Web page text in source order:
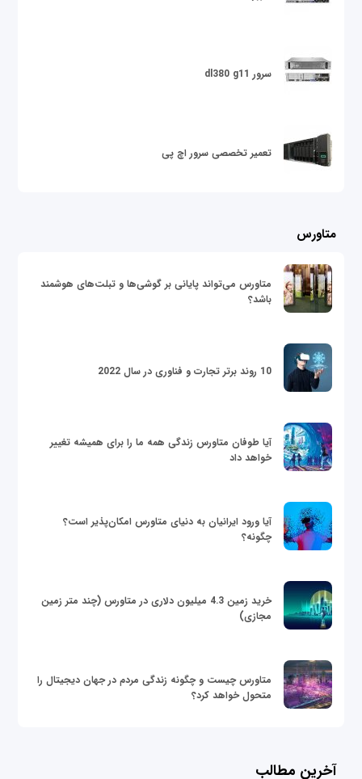
سرور dl380 g11
تعمیر تخصصی سرور اچ پی
متاورس
متاورس می‌تواند پایانی بر گوشی‌ها و تبلت‌های هوشمند
باشد؟
10 روند برتر تجارت و فناوری در سال 2022
آیا طوفان متاورس زندگی همه ما را برای همیشه تغییر
خواهد داد
آیا ورود ایرانیان به دنیای متاورس امکان‌پذیر است؟
چگونه؟
خرید زمین 4.3 میلیون دلاری در متاورس (چند متر زمین
مجازی)
متاورس چیست و چگونه زندگی مردم در جهان دیجیتال را
متحول خواهد کرد؟
آخرین مطالب